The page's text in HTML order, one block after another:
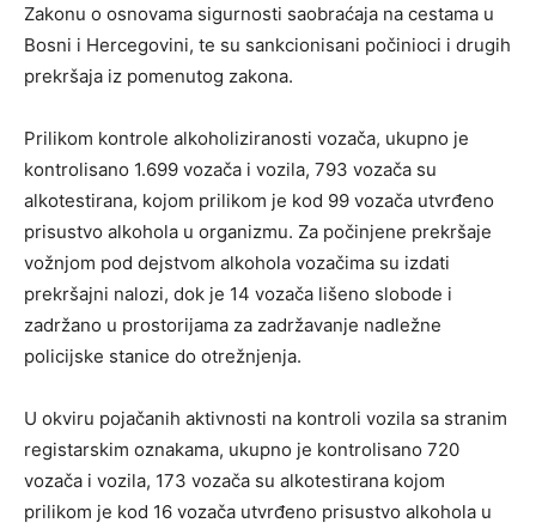
Zakonu o osnovama sigurnosti saobraćaja na cestama u
Bosni i Hercegovini, te su sankcionisani počinioci i drugih
prekršaja iz pomenutog zakona.
Prilikom kontrole alkoholiziranosti vozača, ukupno je
kontrolisano 1.699 vozača i vozila, 793 vozača su
alkotestirana, kojom prilikom je kod 99 vozača utvrđeno
prisustvo alkohola u organizmu. Za počinjene prekršaje
vožnjom pod dejstvom alkohola vozačima su izdati
prekršajni nalozi, dok je 14 vozača lišeno slobode i
zadržano u prostorijama za zadržavanje nadležne
policijske stanice do otrežnjenja.
U okviru pojačanih aktivnosti na kontroli vozila sa stranim
registarskim oznakama, ukupno je kontrolisano 720
vozača i vozila, 173 vozača su alkotestirana kojom
prilikom je kod 16 vozača utvrđeno prisustvo alkohola u